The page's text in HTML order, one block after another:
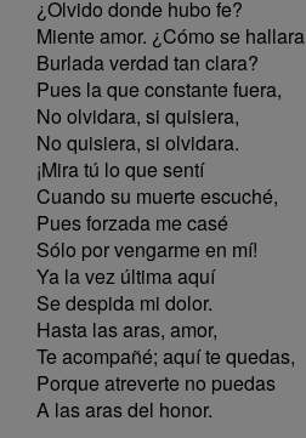
¿Olvido donde hubo fe?
Miente amor. ¿Cómo se hallara
Burlada verdad tan clara?
Pues la que constante fuera,
No olvidara, si quisiera,
No quisiera, si olvidara.
¡Mira tú lo que sentí
Cuando su muerte escuché,
Pues forzada me casé
Sólo por vengarme en mí!
Ya la vez última aquí
Se despida mi dolor.
Hasta las aras, amor,
Te acompañé; aquí te quedas,
Porque atreverte no puedas
A las aras del honor.